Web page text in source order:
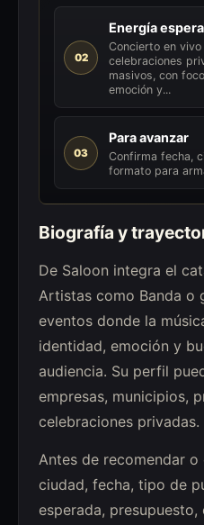
02
Energía
Concierto en
celebraciones
masivos, con
emoción y...
03
Para avanzar
Confirma fecha,
formato para
Biografía y
De Saloon integra el
Artistas como Banda o
eventos donde la
identidad, emoción y
audiencia. Su perfil
empresas, municipios,
celebraciones privadas.
Antes de recomendar
ciudad, fecha, tipo de
esperada, presupuesto,